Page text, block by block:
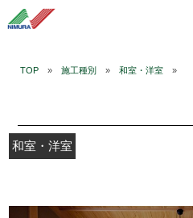
TOP» 施工種別 » 和室・洋室»
和室・洋室